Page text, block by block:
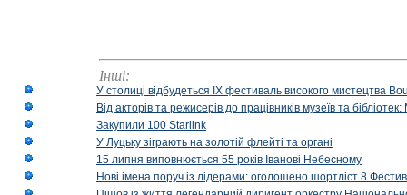
Інші:
У столиці відбудеться IX фестиваль високого мистецтва
Від акторів та режисерів до працівників музеїв та
Закупили 100 Starlink
У Луцьку зіграють на золотій флейті та органі
15 липня виповнюється 55 років Іванові Небесному
Нові імена поруч із лідерами: оголошено шортліст 8